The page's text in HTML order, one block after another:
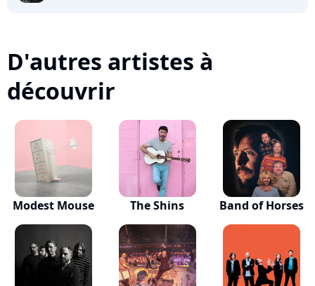
D'autres artistes à
découvrir
Modest Mouse The Shins Band of Horses